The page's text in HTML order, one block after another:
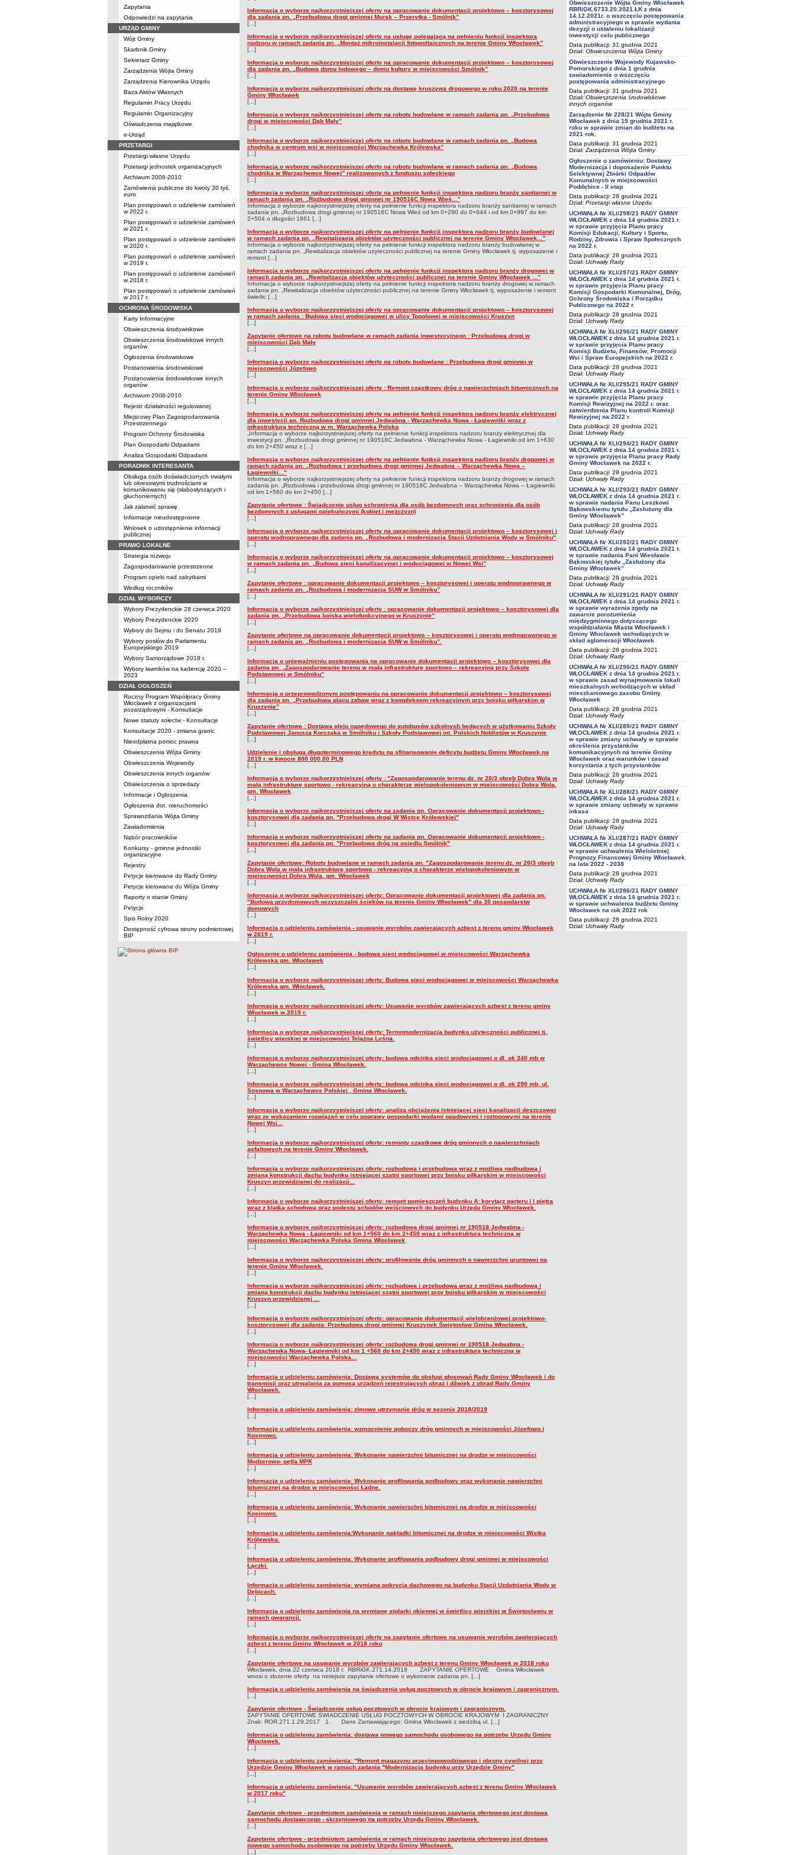
Zapytania
Odpowiedzi na zapytania
URZĄD GMINY
Wójt Gminy
Skarbnik Gminy
Sekretarz Gminy
Zarządzenia Wójta Gminy
Zarządzenia Kierownika Urzędu
Baza Aktów Własnych
Regulamin Pracy Urzędu
Regulamin Organizacyjny
Oświadczenia majątkowe
e-Urząd
PRZETARGI
Przetargi własne Urzędu
Przetargi jednostek organizacyjnych
Archiwum 2008-2010
Zamówienia publiczne do kwoty 30 tyś.
euro
Plan postępowań o udzielenie zamówień
w 2022 r.
Plan postępowań o udzielenie zamówień
w 2021 r.
Plan postępowań o udzielenie zamówień
w 2020 r.
Plan postępowań o udzielenie zamówień
w 2019 r.
Plan postępowań o udzielenie zamówień
w 2018 r.
Plan postępowań o udzielenie zamówień
w 2017 r.
OCHRONA ŚRODOWISKA
Karty Informacyjne
Obwieszczenia środowiskowe
Obwieszczenia środowiskowe innych
organów
Ogłoszenia środowiskowe
Postanowienia środowiskowe
Postanowienia środowiskowe innych
organów
Archiwum 2008-2010
Rejestr działalności regulowanej
Miejscowy Plan Zagospodarowania
Przestrzennego
Program Ochrony Środowiska
Plan Gospodarki Odpadami
Analiza Gospodarki Odpadami
PORADNIK INTERESANTA
Obsługa osób doświadczonych trwałymi
lub okresowymi trudnościami w
komunikowaniu się (słabosłyszących i
głuchoniemych)
Jak załatwić sprawę
Informacje nieudostępnione
Wniosek o udostępnienie informacji
publicznej
PRAWO LOKALNE
Strategia rozwoju
Zagospodarowanie przestrzenne
Program opieki nad zabytkami
Według roczników
DZIAŁ WYBORCZY
Wybory Prezydenckie 28 czerwca 2020
Wybory Prezydenckie 2020
Wybory do Sejmu i do Senatu 2019
Wybory posłów do Parlamentu
Europejskiego 2019
Wybory Samorządowe 2018 r.
Wybory ławników na kadencję 2020 –
2023
DZIAŁ OGŁOSZEŃ
Roczny Program Współpracy Gminy
Włocławek z organizacjami
pozarządowymi - Konsultacje
Nowe statuty sołectw - Konsultacje
Konsultacje 2020 - zmiana granic
Nieodpłatna pomoc prawna
Obwieszczenia Wójta Gminy
Obwieszczenia Wojewody
Obwieszczenia innych organów
Obwieszczenia o sprzedaży
Informacje i Ogłoszenia
Ogłoszenia dot. nieruchomości
Sprawozdania Wójta Gminy
Zawiadomienia
Nabór pracowników
Konkursy - gminne jednostki
organizacyjne
Rejestry
Petycje kierowane do Rady Gminy
Petycje kierowane do Wójta Gminy
Raporty o stanie Gminy
Petycje
Spis Rolny 2020
Dostępność cyfrowa strony podmiotowej
BIP
Informacja o wyborze najkorzystniejszej oferty na opracowanie dokumentacji projektowo – kosztorysowej
dla zadania pn. „Przebudowa drogi gminnej Mursk – Przerytka - Smólnik”
[...]
Informacja o wyborze najkorzystniejszej oferty na usługę polegającą na pełnieniu funkcji inspektora
nadzoru w ramach zadania pn. „Montaż mikroinstalacji fotowoltaicznych na terenie Gminy Włocławek”
[...]
Informacja o wyborze najkorzystniejszej oferty na opracowanie dokumentacji projektowo – kosztorysowej
dla zadania pn. „Budowa domu ludowego – domu kultury w miejscowości Smólnik”
[...]
Informacja o wyborze najkorzystniejszej oferty na dostawę kruszywa drogowego w roku 2020 na terenie
Gminy Włocławek
[...]
Informacja o wyborze najkorzystniejszej oferty na roboty budowlane w ramach zadania pn. „Przebudowa
drogi w miejscowości Dąb Mały”
[...]
Informacja o wyborze najkorzystniejszej oferty na roboty budowlane w ramach zadania pn. „Budowa
chodnika w centrum wsi w miejscowości Warząchewka Królewska”
[...]
Informacja o wyborze najkorzystniejszej oferty na roboty budowlane w ramach zadania pn. „Budowa
chodnika w Warząchewce Nowej” realizowanych z funduszu sołeckiego
[...]
Informacja o wyborze najkorzystniejszej oferty na pełnienie funkcji inspektora nadzoru branży sanitarnej w
ramach zadania pn. „Rozbudowa drogi gminnej nr 190516C Nowa Wieś...”
Informacja o wyborze najkorzystniejszej oferty na pełnienie funkcji inspektora nadzoru branży sanitarnej w ramach
zadania pn. „Rozbudowa drogi gminnej nr 190516C Nowa Wieś od km 0+290 do 0+644 i od km 0+997 do km
2+504 o długości 1861 [...]
Informacja o wyborze najkorzystniejszej oferty na pełnienie funkcji inspektora nadzoru branży budowlanej
w ramach zadania pn. „Rewitalizacja obiektów użyteczności publicznej na terenie Gminy Włocławek...”
Informacja o wyborze najkorzystniejszej oferty na pełnienie funkcji inspektora nadzoru branży budowlanej w
ramach zadania pn. „Rewitalizacja obiektów użyteczności publicznej na terenie Gminy Włocławek tj. wyposażenie i
remont [...]
Informacja o wyborze najkorzystniejszej oferty na pełnienie funkcji inspektora nadzoru branży drogowej w
ramach zadania pn. „Rewitalizacja obiektów użyteczności publicznej na terenie Gminy Włocławek ...”
Informacja o wyborze najkorzystniejszej oferty na pełnienie funkcji inspektora nadzoru branży drogowej w ramach
zadania pn. „Rewitalizacja obiektów użyteczności publicznej na terenie Gminy Włocławek tj. wyposażenie i remont
świetlic [...]
Informacja o wyborze najkorzystniejszej oferty na opracowanie dokumentacji projektowo – kosztorysowej
w ramach zadania : Budowa sieci wodociągowej w ulicy Topolowej w miejscowości Kruszyn
[...]
Zapytanie ofertowe na roboty budowlane w ramach zadania inwestycyjnego : Przebudowa drogi w
miejscowości Dąb Mały
[...]
Informacja o wyborze najkorzystniejszej oferty na roboty budowlane : Przebudowa drogi gminnej w
miejscowości Józefowo
[...]
Informacja o wyborze najkorzystniejszej oferty : Remont cząstkowy dróg o nawierzchniach bitumicznych na
terenie Gminy Włocławek
[...]
Informacja o wyborze najkorzystniejszej oferty na pełnienie funkcji inspektora nadzoru branży elektrycznej
dla inwestycji pn. Rozbudowa drogi gminnej Jedwabna - Warząchewka Nowa - Łagiewniki wraz z
infrastrukturą techniczną w m. Warząchewka Polska
„Informacja o wyborze najkorzystniejszej oferty na pełnienie funkcji inspektora nadzoru branży elektrycznej dla
inwestycji pn. „Rozbudowa drogi gminnej nr 190518C Jedwabna - Warząchewka Nowa - Łagiewniki od km 1+630
do km 2+450 wraz z [...]
Informacja o wyborze najkorzystniejszej oferty na pełnienie funkcji inspektora nadzoru branży drogowej w
ramach zadania pn. „Rozbudowa i przebudowa drogi gminnej Jedwabna – Warząchewka Nowa –
Łagiewniki..."
Informacja o wyborze najkorzystniejszej oferty na pełnienie funkcji inspektora nadzoru branży drogowej w ramach
zadania pn. „Rozbudowa i przebudowa drogi gminnej nr 190518C Jedwabna – Warząchewka Nowa – Łagiewniki
od km 1+560 do km 2+450 [...]
Zapytanie ofertowe : Świadczenie usług schronienia dla osób bezdomnych oraz schronienia dla osób
bezdomnych z usługami opiekuńczymi (kobiet i mężczyzn)
[...]
Informacja o wyborze najkorzystniejszej oferty na opracowanie dokumentacji projektowo – kosztorysowej i
operatu wodnoprawnego dla zadania pn. „Rozbudowa i modernizacja Stacji Uzdatniania Wody w Smólniku"
[...]
Informacja o wyborze najkorzystniejszej oferty na opracowanie dokumentacji projektowo – kosztorysowej
w ramach zadania pn. „Budowa sieci kanalizacyjnej i wodociągowej w Nowej Wsi”
[...]
Zapytanie ofertowe : opracowanie dokumentacji projektowo – kosztorysowej i operatu wodnoprawnego w
ramach zadania pn. „Rozbudowa i modernizacja SUW w Smólniku”
[...]
Informacja o wyborze najkorzystniejszej oferty : opracowanie dokumentacji projektowo – kosztorysowej dla
zadania pn. „Przebudowa boiska wielofunkcyjnego w Kruszynie”
[...]
Zapytanie ofertowe na opracowanie dokumentacji projektowo – kosztorysowej i operatu wodnoprawnego w
ramach zadania pn. „Rozbudowa i modernizacja SUW w Smólniku”.
[...]
Informacja o unieważnieniu postępowania na opracowanie dokumentacji projektowo – kosztorysowej dla
zadania pn. „Zagospodarowanie terenu w małą infrastrukturę sportowo – rekreacyjną przy Szkole
Podstawowej w Smólniku”
[...]
Informacja o przeprowadzonym postępowaniu na opracowanie dokumentacji projektowo – kosztorysowej
dla zadania pn. „Przebudowa placu zabaw wraz z kompleksem rekreacyjnym przy boisku piłkarskim w
Kruszynie”
[...]
Zapytanie ofertowe : Dostawa oleju napędowego do autobusów szkolnych będących w użytkowaniu Szkoły
Podstawowej Janusza Korczaka w Smólniku i Szkoły Podstawowej im. Polskich Noblistów w Kruszynie
[...]
Udzielenie i obsługa długoterminowego kredytu na sfinansowanie deficytu budżetu Gminy Włocławek na
2019 r. w kwocie 800 000,00 PLN
[...]
Informacja o wyborze najkorzystniejszej oferty : "Zagospodarowanie terenu dz. nr 20/3 obręb Dobra Wola w
małą infrastrukturę sportowo - rekreacyjną o charakterze wielopokoleniowym w miejscowości Dobra Wola,
gm. Włocławek
[...]
Informacja o wyborze najkorzystniejszej oferty na zadania pn. Opracowanie dokumentacji projektowo -
kosztorysowej dla zadania pn. "Przebudowa drogi W Wistce Królewskiej"
[...]
Informacja o wyborze najkorzystniejszej oferty na zadania pn. Opracowanie dokumentacji projektowo -
kosztorysowej dla zadania pn. "Przebudowa dróg na osiedlu Smólnik"
[...]
Zapytanie ofertowe: Roboty budowlane w ramach zadania pn. "Zagospodarowanie terenu dz. nr 20/3 obręb
Dobra Wola w małą infrastrukturę sportowo - rekreacyjną o charakterze wielopokoleniowym w
miejscowości Dobra Wola, gm. Włocławek
[...]
Informacja o wyborze najkorzystniejszej oferty: Opracowanie dokumentacji projektowej dla zadania pn.
"Budowa przydomowych oczyszczalni ścieków na terenie Gminy Włocławek" dla 30 gospodarstw
domowych
[...]
Informacja o udzieleniu zamówienia - usuwanie wyrobów zawierających azbest z terenu gminy Włocławek
w 2019 r.
[...]
Ogłoszenie o udzieleniu zamówienia - budowa sieci wodociągowej w miejscowości Warząchewka
Królewska gm. Włocławek
[...]
Informacja o wyborze najkorzystniejszej oferty: Budowa sieci wodociągowej w miejscowości Warząchewka
Królewska gm. Włocławek.
[...]
Informacja o wyborze najkorzystniejszej oferty: Usuwanie wyrobów zawierających azbest z terenu gminy
Włocławek w 2019 r.
[...]
Informacja o wyborze najkorzystniejszej oferty: Termomodernizacja budynku użyteczności publicznej tj.
świetlicy wiejskiej w miejscowości Telążna Leśna.
[...]
Informacja o wyborze najkorzystniejszej oferty: budowa odcinka sieci wodociągowej o dl. ok 340 mb w
Warząchewce Nowej - Gmina Włocławek.
[...]
Informacja o wyborze najkorzystniejszej oferty: budowa odcinka sieci wodociągowej o dl. ok 290 mb, ul.
Sosnowa w Warząchewce Polskiej , Gmina Włocławek.
[...]
Informacja o wyborze najkorzystniejszej oferty: analiza obciążenia istniejącej sieci kanalizacji deszczowej
wraz ze wskazaniem rozwiązań w celu poprawy gospodarki wodami opadowymi i roztopowymi na terenie
Nowej Wsi...
[...]
Informacja o wyborze najkorzystniejszej oferty: remonty cząstkowe dróg gminnych o nawierzchniach
asfaltowych na terenie Gminy Włocławek.
[...]
Informacja o wyborze najkorzystniejszej oferty: rozbudowa i przebudowa wraz z możliwą nadbudową i
zmianą konstrukcji dachu budynku istniejącej szatni sportowej przy boisku piłkarskim w miejscowości
Kruszyn przewidzianej do realizacji...
[...]
Informacja o wyborze najkorzystniejszej oferty: remont pomieszczeń budynku A: korytarz parteru i I piętra
wraz z klatką schodową oraz podestu schodów wejściowych do budynku Urzędu Gminy Włocławek.
[...]
Informacja o wyborze najkorzystniejszej oferty: rozbudowa drogi gminnej nr 190518 Jedwabna -
Warząchewka Nowa - Łagiewniki od km 1+560 do km 2+450 wraz z infrastrukturą techniczną w
miejscowości Warząchewka Polska Gmina Włocławek
[...]
Informacja o wyborze najkorzystniejszej oferty: profilowanie dróg gminnych o nawierzchni gruntowej na
terenie Gminy Włocławek.
[...]
Informacja o wyborze najkorzystniejszej oferty: rozbudowa i przebudowa wraz z możliwą nadbudową i
zmianą konstrukcji dachu budynku istniejącej szatni sportowej przy boisku piłkarskim w miejscowości
Kruszyn przewidzianej ...
[...]
Informacja o wyborze najkorzystniejszej oferty: opracowanie dokumentacji wielobranżowej projektowo-
kosztorysowej dla zadania: Przebudowa drogi gminnej Kruszynek Świętosław Gmina Włocławek.
[...]
Informacja o wyborze najkorzystniejszej oferty: rozbudowa drogi gminnej nr 190518 Jedwabna -
Warząchewka Nowa- Łagiewniki od km 1 +560 do km 2+450 wraz z infrastrukturą techniczną w
miejscowości Warząchewka Polska...
[...]
Informacja o udzieleniu zamówienia: Dostawa systemów do obsługi głosowań Rady Gminy Włocławek i do
transmisji oraz utrwalania za pomocą urządzeń rejestrujących obraz i dźwięk z obrad Rady Gminy
Włocławek.
[...]
Informacja o udzieleniu zamówienia: zimowe utrzymanie dróg w sezonie 2018/2019
[...]
Informacja o udzieleniu zamówienia: wzmocnienie poboczy dróg gminnych w miejscowości Józefowo i
Kosinowo.
[...]
Informacja o udzieleniu zamówienia: Wykonanie nawierzchni bitumicznej na drodze w miejscowości
Modzerowo- pętla MPK
[...]
Informacja o udzieleniu zamówienia: Wykonanie profilowania podbudowy oraz wykonanie nawierzchni
bitumicznej na drodze w miejscowości Ładne.
[...]
Informacja o udzieleniu zamówienia: Wykonanie nawierzchni bitumicznej na drodze w miejscowości
Kosinowo.
[...]
Informacja o udzieleniu zamówienia:Wykonanie nakładki bitumicznej na drodze w miejscowości Wistka
Królewska.
[...]
Informacja o udzieleniu zamówienia: Wykonanie profilowania podbudowy drogi gminnej w miejscowości
Łączki.
[...]
Informacja o udzieleniu zamówienia: wymiana pokrycia dachowego na budynku Stacji Uzdatniania Wody w
Dębicach.
[...]
Informacja o udzieleniu zamówienia na wymianę stolarki okiennej w świetlicy wiejskiej w Świętosławiu w
ramach gwarancji.
[...]
Informacja o wyborze najkorzystniejszej oferty na zapytanie ofertowe na usuwanie wyrobów zawierających
azbest z terenu Gminy Włocławek w 2018 roku
[...]
Zapytanie ofertowe na usuwanie wyrobów zawierających azbest z terenu Gminy Włocławek w 2018 roku
Włocławek, dnia 22 czerwca 2018 r. RBRiGK.271.14.2018 ZAPYTANIE OFERTOWE Gmina Włocławek
wnosi o złożenie oferty na niniejsze zapytanie ofertowe o wykonanie zadania pn. [...]
Informacja o udzieleniu zamówienia na świadczenia usług pocztowych w obrocie krajowym i zagranicznym.
[...]
Zapytanie ofertowe - Świadczenie usług pocztowych w obrocie krajowym i zagranicznym.
ZAPYTANIE OFERTOWE ŚWIADCZENIE USŁUG POCZTOWYCH W OBROCIE KRAJOWYM I ZAGRANICZNY
Znak: ROR.271.1.29.2017 1. Dane Zamawiającego: Gmina Włocławek z siedzibą ul. [...]
Informacja o udzieleniu zamówienia: dostawa nowego samochodu osobowego na potrzeby Urzędu Gminy
Włocławek.
[...]
Informacja o udzieleniu zamówienia: "Remont magazynu przeciwpowodziowego i obrony cywilnej przy
Urzędzie Gminy Włocławek w ramach zadania "Modernizacja budynku przy Urzędzie Gminy"
[...]
Informacja o udzieleniu zamówienia: "Usuwanie wyrobów zawierających azbest z terenu Gminy Włocławek
w 2017 roku"
[...]
Zapytanie ofertowe - przedmiotem zamówienia w ramach niniejszego zapytania ofertowego jest dostawa
samochodu dostawczego - skrzyniowego na potrzeby Urzędu Gminy Włocławek.
[...]
Zapytanie ofertowe - przedmiotem zamówienia w ramach niniejszego zapytania ofertowego jest dostawa
nowego samochodu osobowego na potrzeby Urzędu Gminy Włocławek.
[...]
Obwieszczenie Wójta Gminy Włocławek
RBRiGK.6733.20.2021.ŁK z dnia
14.12.2021r. o wszczęciu postępowania
administracyjnego w sprawie wydania
decyzji o ustaleniu lokalizacji
inwestycji celu publicznego
Data publikacji: 31 grudnia 2021
Dział: Obwieszczenia Wójta Gminy
Obwieszczenie Wojewody Kujawsko-
Pomorskiego z dnia 1 grudnia
zawiadomienie o wszczęciu
postępowania administracyjnego
Data publikacji: 31 grudnia 2021
Dział: Obwieszczenia środowiskowe
innych organów
Zarządzenie Nr 228/21 Wójta Gminy
Włocławek z dnia 15 grudnia 2021 r.
roku w sprawie zmian do budżetu na
2021 rok.
Data publikacji: 31 grudnia 2021
Dział: Zarządzenia Wójta Gminy
Ogłoszenie o zamówieniu: Dostawy
Modernizacja i doposażenie Punktu
Selektywnej Zbiórki Odpadów
Komunalnych w miejscowości
Poddębice - II etap
Data publikacji: 28 grudnia 2021
Dział: Przetargi własne Urzędu
UCHWAŁA Nr XLI/298/21 RADY GMINY
WŁOCŁAWEK z dnia 14 grudnia 2021 r.
w sprawie przyjęcia Planu pracy
Komisji Edukacji, Kultury i Sportu,
Rodziny, Zdrowia i Spraw Społecznych
na 2022 r.
Data publikacji: 28 grudnia 2021
Dział: Uchwały Rady
UCHWAŁA Nr XLI/297/21 RADY GMINY
WŁOCŁAWEK z dnia 14 grudnia 2021 r.
w sprawie przyjęcia Planu pracy
Komisji Gospodarki Komunalnej, Dróg,
Ochrony Środowiska i Porządku
Publicznego na 2022 r.
Data publikacji: 28 grudnia 2021
Dział: Uchwały Rady
UCHWAŁA Nr XLI/296/21 RADY GMINY
WŁOCŁAWEK z dnia 14 grudnia 2021 r.
w sprawie przyjęcia Planu pracy
Komisji Budżetu, Finansów, Promocji
Wsi i Spraw Europejskich na 2022 r.
Data publikacji: 28 grudnia 2021
Dział: Uchwały Rady
UCHWAŁA Nr XLI/295/21 RADY GMINY
WŁOCŁAWEK z dnia 14 grudnia 2021 r.
w sprawie przyjęcia Planu pracy
Komisji Rewizyjnej na 2022 r. oraz
zatwierdzenia Planu kontroli Komisji
Rewizyjnej na 2022 r.
Data publikacji: 28 grudnia 2021
Dział: Uchwały Rady
UCHWAŁA Nr XLI/294/21 RADY GMINY
WŁOCŁAWEK z dnia 14 grudnia 2021 r.
w sprawie przyjęcia Planu pracy Rady
Gminy Włocławek na 2022 r.
Data publikacji: 28 grudnia 2021
Dział: Uchwały Rady
UCHWAŁA Nr XLI/293/21 RADY GMINY
WŁOCŁAWEK z dnia 14 grudnia 2021 r.
w sprawie nadania Panu Leszkowi
Bąkowskiemu tytułu „Zasłużony dla
Gminy Włocławek”
Data publikacji: 28 grudnia 2021
Dział: Uchwały Rady
UCHWAŁA Nr XLI/292/21 RADY GMINY
WŁOCŁAWEK z dnia 14 grudnia 2021 r.
w sprawie nadania Pani Wiesławie
Bąkowskiej tytułu „Zasłużony dla
Gminy Włocławek”
Data publikacji: 28 grudnia 2021
Dział: Uchwały Rady
UCHWAŁA Nr XLI/291/21 RADY GMINY
WŁOCŁAWEK z dnia 14 grudnia 2021 r.
w sprawie wyrażenia zgody na
zawarcie porozumienia
międzygminnego dotyczącego
współdziałania Miasta Włocławek i
Gminy Włocławek wchodzących w
skład aglomeracji Włocławek
Data publikacji: 28 grudnia 2021
Dział: Uchwały Rady
UCHWAŁA Nr XLI/290/21 RADY GMINY
WŁOCŁAWEK z dnia 14 grudnia 2021 r.
w sprawie zasad wynajmowania lokali
mieszkalnych wchodzących w skład
mieszkaniowego zasobu Gminy
Włocławek
Data publikacji: 28 grudnia 2021
Dział: Uchwały Rady
UCHWAŁA Nr XLI/289/21 RADY GMINY
WŁOCŁAWEK z dnia 14 grudnia 2021 r.
w sprawie zmiany uchwały w sprawie
określenia przystanków
komunikacyjnych na terenie Gminy
Włocławek oraz warunków i zasad
korzystania z tych przystanków
Data publikacji: 28 grudnia 2021
Dział: Uchwały Rady
UCHWAŁA Nr XLI/288/21 RADY GMINY
WŁOCŁAWEK z dnia 14 grudnia 2021 r.
w sprawie zmiany uchwały w sprawie
inkasa
Data publikacji: 28 grudnia 2021
Dział: Uchwały Rady
UCHWAŁA Nr XLI/287/21 RADY GMINY
WŁOCŁAWEK z dnia 14 grudnia 2021 r.
w sprawie uchwalenia Wieloletniej
Prognozy Finansowej Gminy Włocławek
na lata 2022 - 2038
Data publikacji: 28 grudnia 2021
Dział: Uchwały Rady
UCHWAŁA Nr XLI/286/21 RADY GMINY
WŁOCŁAWEK z dnia 14 grudnia 2021 r.
w sprawie uchwalenia budżetu Gminy
Włocławek na rok 2022 rok
Data publikacji: 28 grudnia 2021
Dział: Uchwały Rady